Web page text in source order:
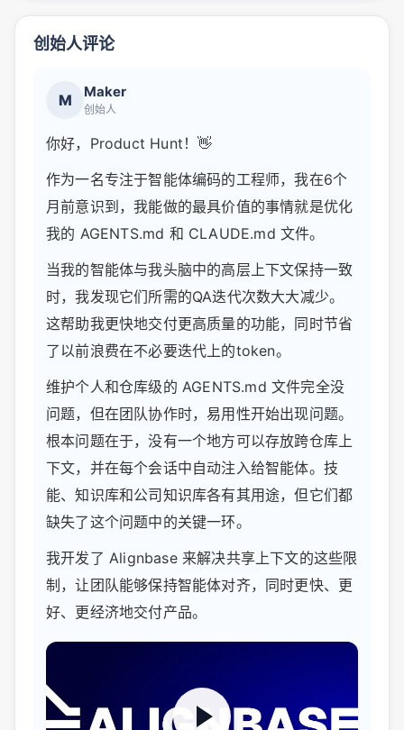
创始人评论
M Maker
创始人
你好，Product Hunt！👋
作为一名专注于智能体编码的工程师，我在6个
月前意识到，我能做的最具价值的事情就是优化
我的 AGENTS.md 和 CLAUDE.md 文件。
当我的智能体与我头脑中的高层上下文保持一致
时，我发现它们所需的QA迭代次数大大减少。
这帮助我更快地交付更高质量的功能，同时节省
了以前浪费在不必要迭代上的token。
维护个人和仓库级的 AGENTS.md 文件完全没
问题，但在团队协作时，易用性开始出现问题。
根本问题在于，没有一个地方可以存放跨仓库上
下文，并在每个会话中自动注入给智能体。技
能、知识库和公司知识库各有其用途，但它们都
缺失了这个问题中的关键一环。
我开发了 Alignbase 来解决共享上下文的这些限
制，让团队能够保持智能体对齐，同时更快、更
好、更经济地交付产品。